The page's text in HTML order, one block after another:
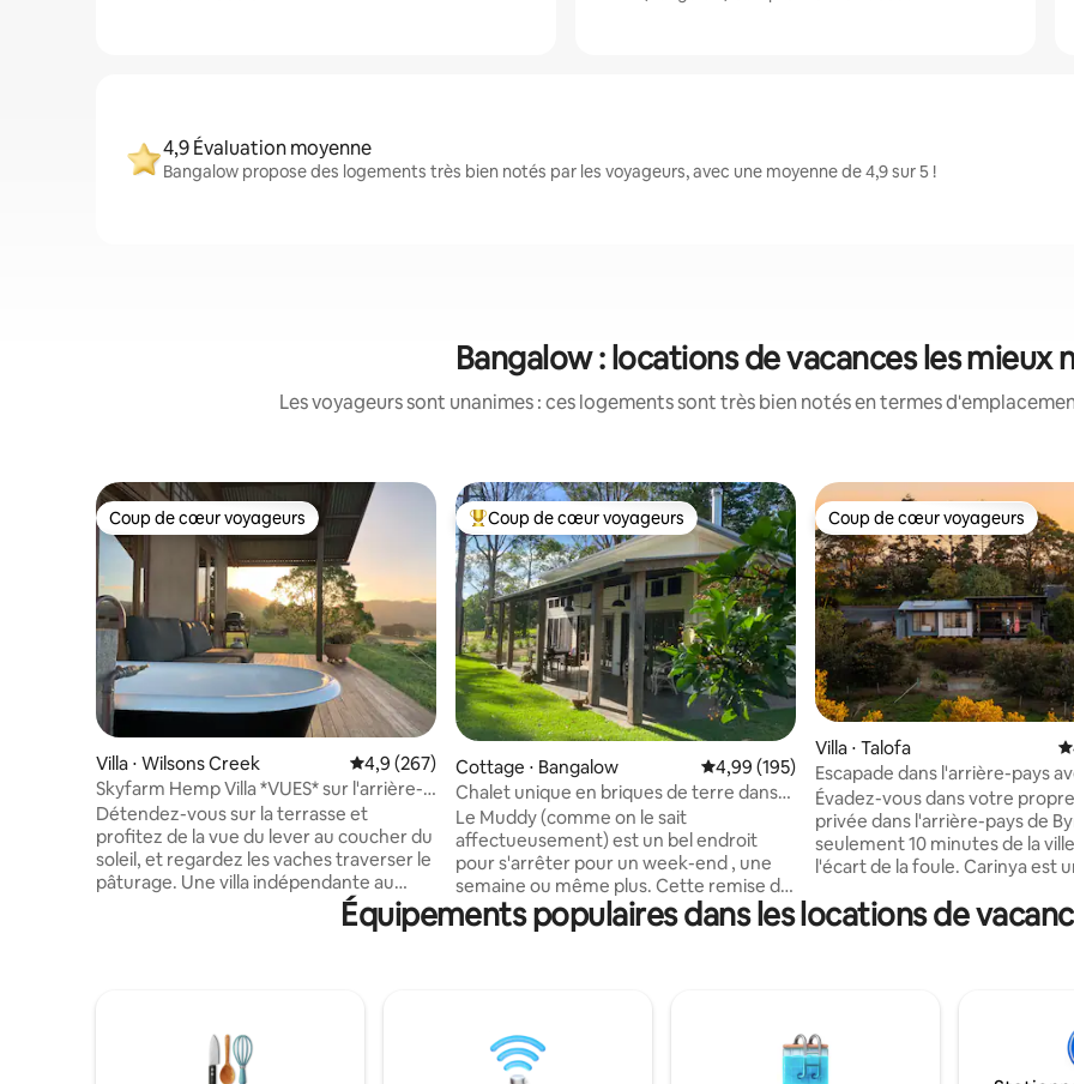
4,9 Évaluation moyenne
Bangalow propose des logements très bien notés par les voyageurs, avec une moyenne de 4,9 sur 5 !
Bangalow : locations de vacances les mieux
Les voyageurs sont unanimes : ces logements sont très bien notés en termes
Coup de cœur voyageurs
Coup de cœur voyageurs
Villa ⋅ Wilsons Creek Évaluation moyenne sur la base de 267 commentaires : 4,9 sur 5
4,9 (267)
Skyfarm Hemp Villa *VUES* sur l'arrière-
pays de Byron
Détendez-vous sur la terrasse et
profitez de la vue du lever au coucher du
soleil, et regardez les vaches traverser le
pâturage. Une villa indépendante au
milieu d'une ferme d'élevage, avec vue
sur la campagne au loin : vous vous
calme et sain avec des murs en chanvre
naturel enduits de chaux, des éléments
Coups de cœur voyageurs les plus appréciés
Coup de cœur voyageurs
Cottage ⋅ Bangalow Évaluation moyenne sur la base de 195
4,99 (195)
Chalet unique en briques de terre dans
une charmante ferme.
Le Muddy (comme on le sait
affectueusement) est un bel endroit
pour s'arrêter pour un week-end , une
semaine ou même plus. Cette remise de
ferme en briques de boue convertie
offre une tranquillité complète avec un
cuisine complète (lave-vaisselle, lave-
linge) et un grand salon avec canapés en
Coup de cœur voyageurs
Coup de cœur voyageurs
Villa ⋅ Talofa
Escapade dans l'arrière-pays
sur le coucher du soleil | Près de
Évadez-vous dans votre
privée dans l'arrière-pays de
seulement 10 minutes de la
l'écart de la foule. Carinya est un
situées parmi les collines
brousse indigène. Passez des
plages de Byron et des cafés
Bangalow. Parfaite pour les familles ou
les couples, chaque villa est
Équipements populaires dans les locations de